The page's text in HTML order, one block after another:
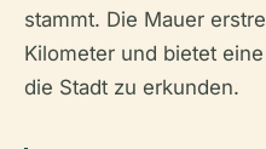
stammt. Die Mauer
Kilometer und bietet
die Stadt zu erkunden.